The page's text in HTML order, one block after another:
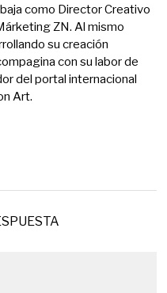
como Director Creativo
ZN. Al mismo
su creación
con su labor de
del portal internacional
Art.